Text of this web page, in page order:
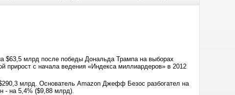
$63,5 млрд после победы Дональда Трампа на выборах
с начала ведения «Индекса миллиардеров» в 2012
млрд. Основатель Amazon Джефф Безос разбогател на
- на 5,4% ($9,88 млрд).